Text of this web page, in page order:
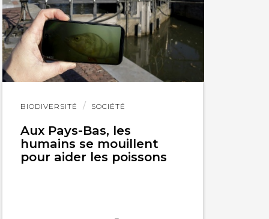
fait est le
BIODIVERSITÉ SOCIÉTÉ
Aux Pays-Bas, les
humains se mouillent
pour aider les poissons
Lire